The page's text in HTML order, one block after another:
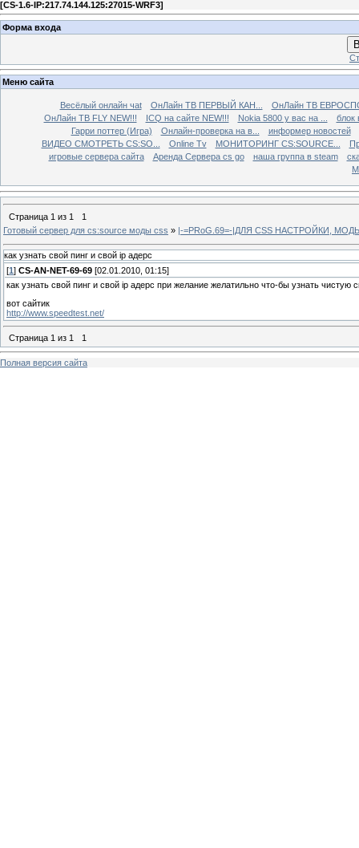
[CS-1.6-IP:217.74.144.125:27015-WRF3]
Форма входа
Меню сайта
Весёлый онлайн чаt ОнЛайн ТВ ПЕРВЫЙ КАН...
ОнЛайн ТВ
ОнЛайн ТВ FLY NEW!!!
ICQ на сайте NEW!!! Nokia 5800 у вас на ...
блок
Гарри поттер (Игра)
Онлайн-проверка на в...
информер новостей
ВИДЕО СМОТРЕТЬ CS:SO...
Online Tv МОНИТОРИНГ CS:SOURCE...
игровые сервера сайта
Аренда Сервера cs go наша группа в steam
Страница 1 из 1
1
Готовый сервер для cs:source моды css » |-=PRoG.69=-|ДЛЯ CSS НАСТРОЙКИ,
как узнать свой пинг и свой ip адерс
[1 ] CS-AN-NET-69-69 [02.01.2010, 01:15]
как узнать свой пинг и свой ip адерс при желание желатильно что-бы узнать чистую
вот сайтик
http://www.speedtest.net/
Страница 1 из 1 1
Полная версия сайта